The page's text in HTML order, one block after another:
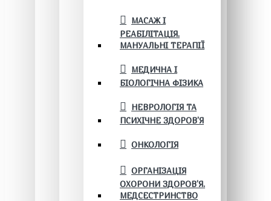
МАСАЖ І
РЕАБІЛІТАЦІЯ.
МАНУАЛЬНІ ТЕРАПІЇ
МЕДИЧНА І
БІОЛОГІЧНА ФІЗИКА
НЕВРОЛОГІЯ ТА
ПСИХІЧНЕ ЗДОРОВ’Я
ОНКОЛОГІЯ
ОРГАНІЗАЦІЯ
ОХОРОНИ ЗДОРОВ'Я.
МЕДСЕСТРИНСТВО